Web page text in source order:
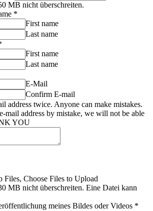
MB nicht überschreiten.
*
First name
Last name
First name
Last name
E-Mail
Confirm E-mail
address twice. Anyone can make mistakes.
mail address by mistake, we will not be able
YOU
Files, Choose Files to Upload
MB nicht überschreiten. Eine Datei kann
meines Bildes oder Videos *